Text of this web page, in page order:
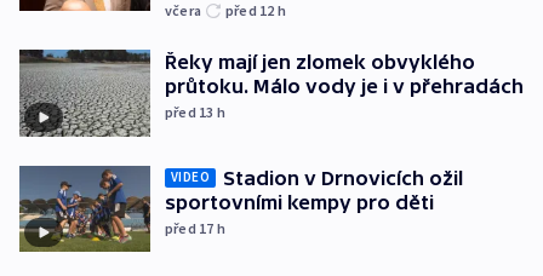
včera před 12 h
Řeky mají jen zlomek obvyklého
průtoku. Málo vody je i v přehradách
před 13 h
VIDEO
Stadion v Drnovicích ožil
sportovními kempy pro děti
před 17 h